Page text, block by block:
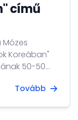
című
Mózes
Koreában"
50-50
Hankuk
Tovább